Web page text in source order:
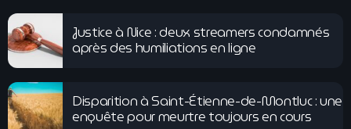
Justice à Nice : deux streamers condamnés
après des humiliations en ligne
Disparition à Saint-Étienne-de-Montluc : une
enquête pour meurtre toujours en cours